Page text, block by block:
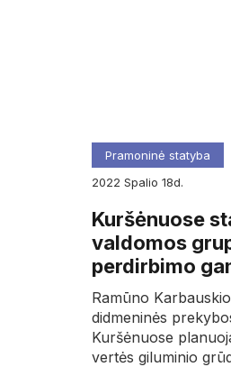
Pramoninė statyba
2022
spalio 18d.
Kuršėnuose
valdomos
perdirbimo
Ramūno
didmeninės
Kuršėnuose
vertės giluminio